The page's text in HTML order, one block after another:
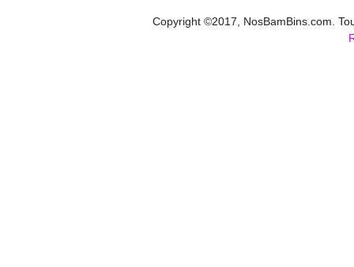
Copyright ©2017, NosBamBins.com.